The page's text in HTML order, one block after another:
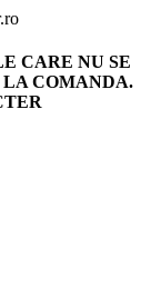
CARE NU SE
LA COMANDA.